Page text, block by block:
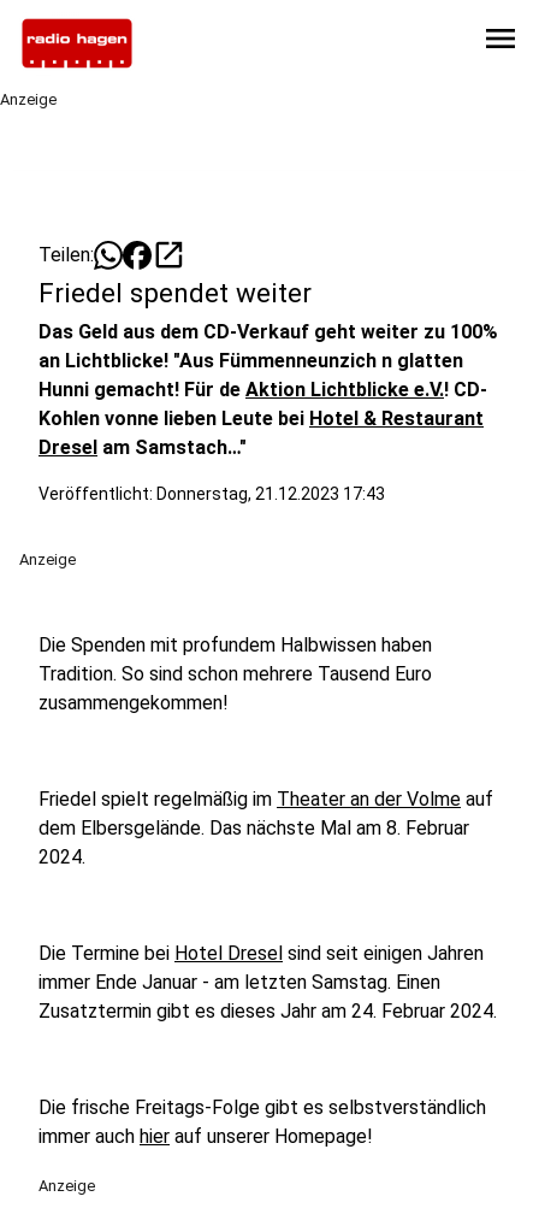
menu
Anzeige
Teilen: open_in_new
Friedel spendet weiter
Das Geld aus dem CD-Verkauf geht weiter zu 100%
an Lichtblicke! "Aus Fümmenneunzich n glatten
Hunni gemacht! Für de Aktion Lichtblicke e.V.! CD-
Kohlen vonne lieben Leute bei Hotel & Restaurant
Dresel am Samstach…"
Veröffentlicht: Donnerstag, 21.12.2023 17:43
Anzeige
Die Spenden mit profundem Halbwissen haben
Tradition. So sind schon mehrere Tausend Euro
zusammengekommen!
Friedel spielt regelmäßig im Theater an der Volme auf
dem Elbersgelände. Das nächste Mal am 8. Februar
2024.
Die Termine bei Hotel Dresel sind seit einigen Jahren
immer Ende Januar - am letzten Samstag. Einen
Zusatztermin gibt es dieses Jahr am 24. Februar 2024.
Die frische Freitags-Folge gibt es selbstverständlich
immer auch hier auf unserer Homepage!
Anzeige